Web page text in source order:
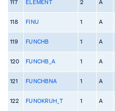
117 ELEMENT 2 A
118 FINU 1 A
119 FUNCHB 1 A
120 FUNCHB_A 1 A
121 FUNCHBNA 1 A
122 FUNOKRUH_T 1 A